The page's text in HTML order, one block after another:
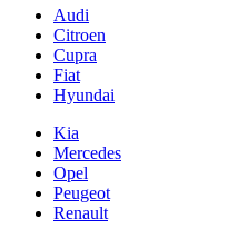
Audi
Citroen
Cupra
Fiat
Hyundai
Kia
Mercedes
Opel
Peugeot
Renault